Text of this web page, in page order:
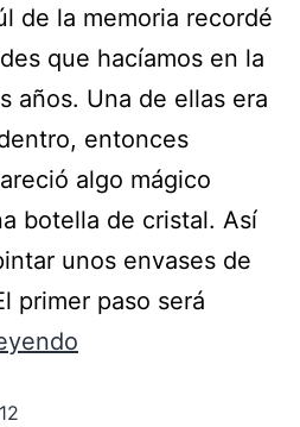
de la memoria recordé
que hacíamos en la
años. Una de ellas era
entonces
algo mágico
botella de cristal. Así
unos envases de
primer paso será